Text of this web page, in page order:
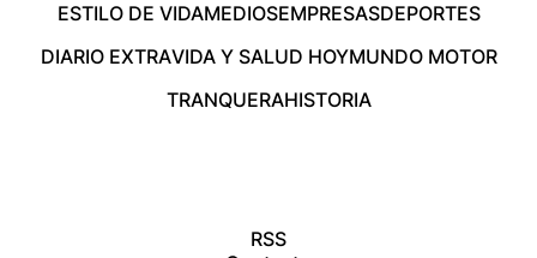
ESTILO DE VIDAMEDIOSEMPRESASDEPORTES
DIARIO EXTRAVIDA Y SALUD HOYMUNDO MOTOR
TRANQUERAHISTORIA
RSS